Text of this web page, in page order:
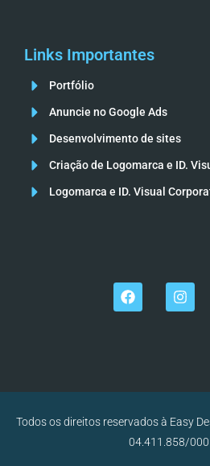
Links Importantes
Portfólio
Anuncie no Google Ads
Desenvolvimento de sites
Criação de Logomarca e ID.
Logomarca e ID. Visual
Todos os direitos reservados à Easy
04.411.858/